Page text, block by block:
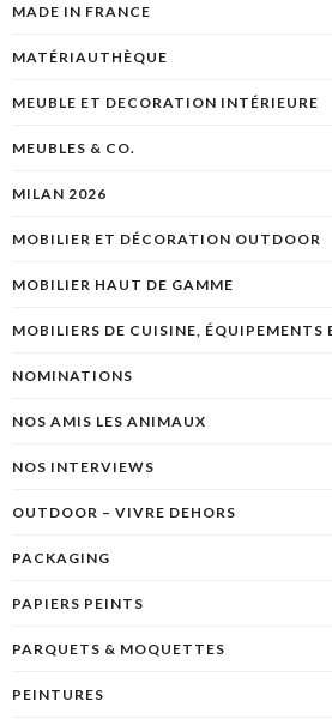
MADE IN FRANCE
MATÉRIAUTHÈQUE
MEUBLE ET DECORATION INTÉRIEURE
MEUBLES & CO.
MILAN 2026
MOBILIER ET DÉCORATION OUTDOOR
MOBILIER HAUT DE GAMME
MOBILIERS DE CUISINE, ÉQUIPEMENTS
NOMINATIONS
NOS AMIS LES ANIMAUX
NOS INTERVIEWS
OUTDOOR – VIVRE DEHORS
PACKAGING
PAPIERS PEINTS
PARQUETS & MOQUETTES
PEINTURES